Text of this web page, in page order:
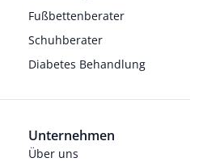
Fußbettenberater
Schuhberater
Diabetes Behandlung
Unternehmen
Über uns